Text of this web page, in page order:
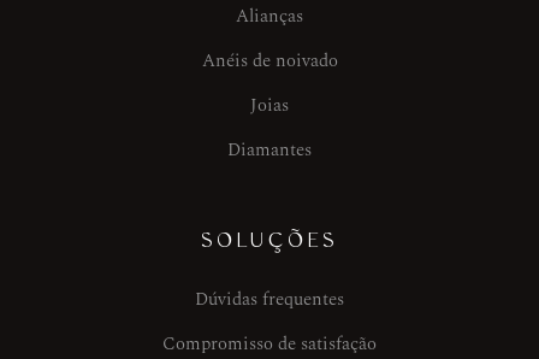
Alianças
Anéis de noivado
Joias
Diamantes
SOLUÇÕES
Dúvidas frequentes
Compromisso de satisfação